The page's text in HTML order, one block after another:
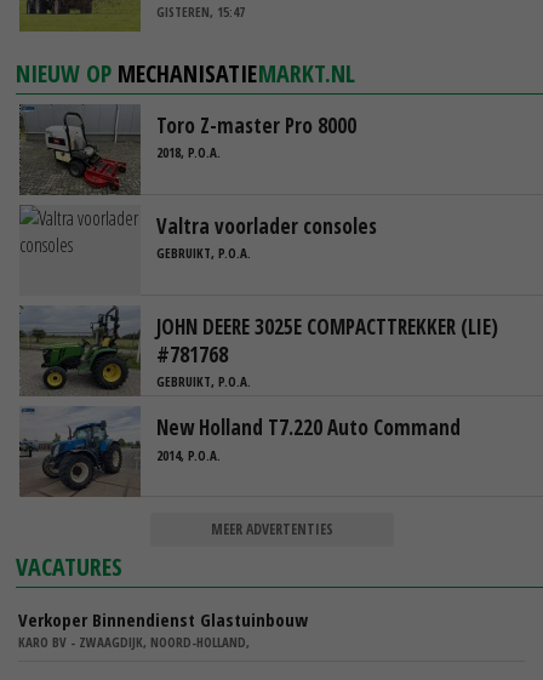
GISTEREN, 15:47
NIEUW OP MECHANISATIEMARKT.NL
Toro Z-master Pro 8000
2018, P.O.A.
Valtra voorlader consoles
GEBRUIKT, P.O.A.
JOHN DEERE 3025E COMPACTTREKKER (LIE)
#781768
GEBRUIKT, P.O.A.
New Holland T7.220 Auto Command
2014, P.O.A.
MEER ADVERTENTIES
VACATURES
Verkoper Binnendienst Glastuinbouw
KARO BV - ZWAAGDIJK, NOORD-HOLLAND,